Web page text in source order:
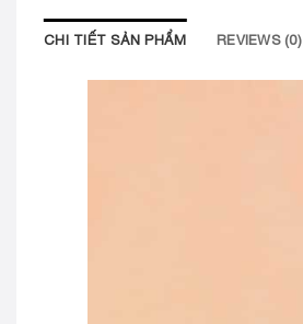
CHI TIẾT SẢN PHẨM REVIEWS (0)